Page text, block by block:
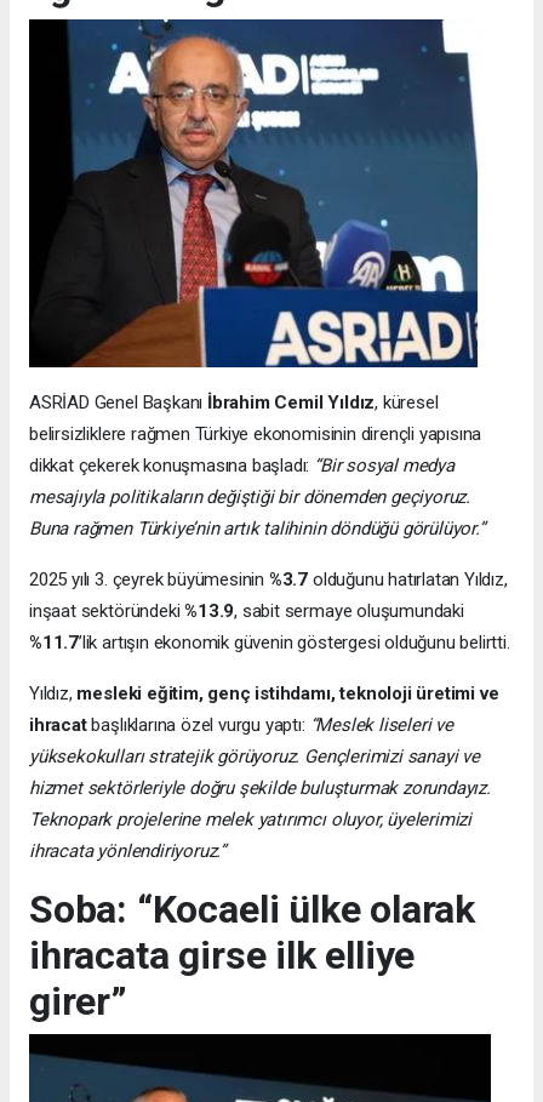
ASRİAD Genel Başkanı İbrahim Cemil Yıldız, küresel
belirsizliklere rağmen Türkiye ekonomisinin dirençli yapısına
dikkat çekerek konuşmasına başladı: “Bir sosyal medya
mesajıyla politikaların değiştiği bir dönemden geçiyoruz.
Buna rağmen Türkiye’nin artık talihinin döndüğü görülüyor.”
2025 yılı 3. çeyrek büyümesinin %3.7 olduğunu hatırlatan Yıldız,
inşaat sektöründeki%13.9, sabit sermaye oluşumundaki
%11.7’lik artışın ekonomik güvenin göstergesi olduğunu belirtti.
Yıldız, mesleki eğitim, genç istihdamı, teknoloji üretimi ve
ihracatbaşlıklarına özel vurgu yaptı: “Meslek liseleri ve
yüksekokulları stratejik görüyoruz. Gençlerimizi sanayi ve
hizmet sektörleriyle doğru şekilde buluşturmak zorundayız.
Teknopark projelerine melek yatırımcı oluyor, üyelerimizi
ihracata yönlendiriyoruz.”
Soba: “Kocaeli ülke olarak
ihracata girse ilk elliye
girer”